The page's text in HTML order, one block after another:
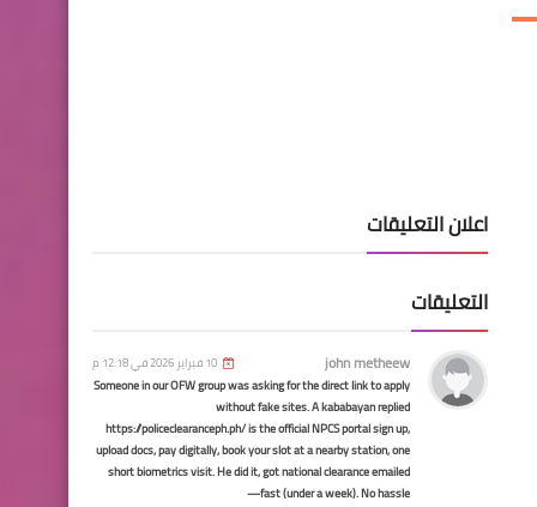
طريق النائب اشواق العبيدي
قطع الاراضي
اسماء المشمولين بتوزيع قطع
الاراضي محافظة ذي قار
اعلان التعليقات
التعليقات
john metheew 10 فبراير 2026 في 12:18 م
Someone in our OFW group was asking for the direct link to apply
without fake sites. A kababayan replied
https://policeclearanceph.ph/ is the official NPCS portal sign up,
upload docs, pay digitally, book your slot at a nearby station, one
short biometrics visit. He did it, got national clearance emailed
fast (under a week). No hassle—